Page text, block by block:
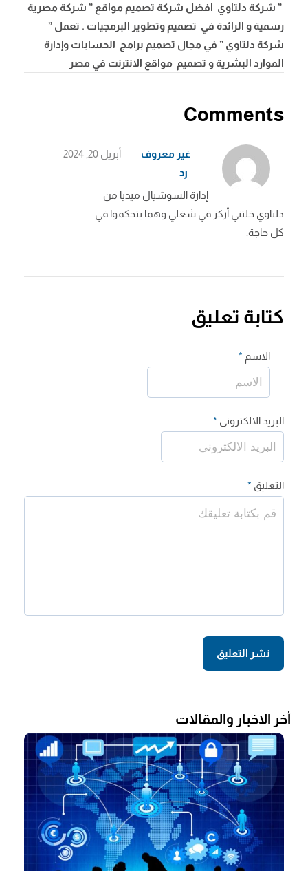
” شركة دلتاوي افضل شركة تصميم مواقع ” شركة مصرية
رسمية و الرائدة في تصميم وتطوير البرمجيات . تعمل ”
شركة دلتاوي ” في مجال تصميم برامج الحسابات وإدارة
الموارد البشرية و تصميم مواقع الانترنت في مصر
Comments
غير معروف أبريل 20, 2024
رد
إدارة السوشيال ميديا من
دلتاوي خلتني أركز في شغلي وهما يتحكموا في
كل حاجة.
كتابة تعليق
الاسم *
البريد الالكترونى *
التعليق *
أخر الاخبار والمقالات